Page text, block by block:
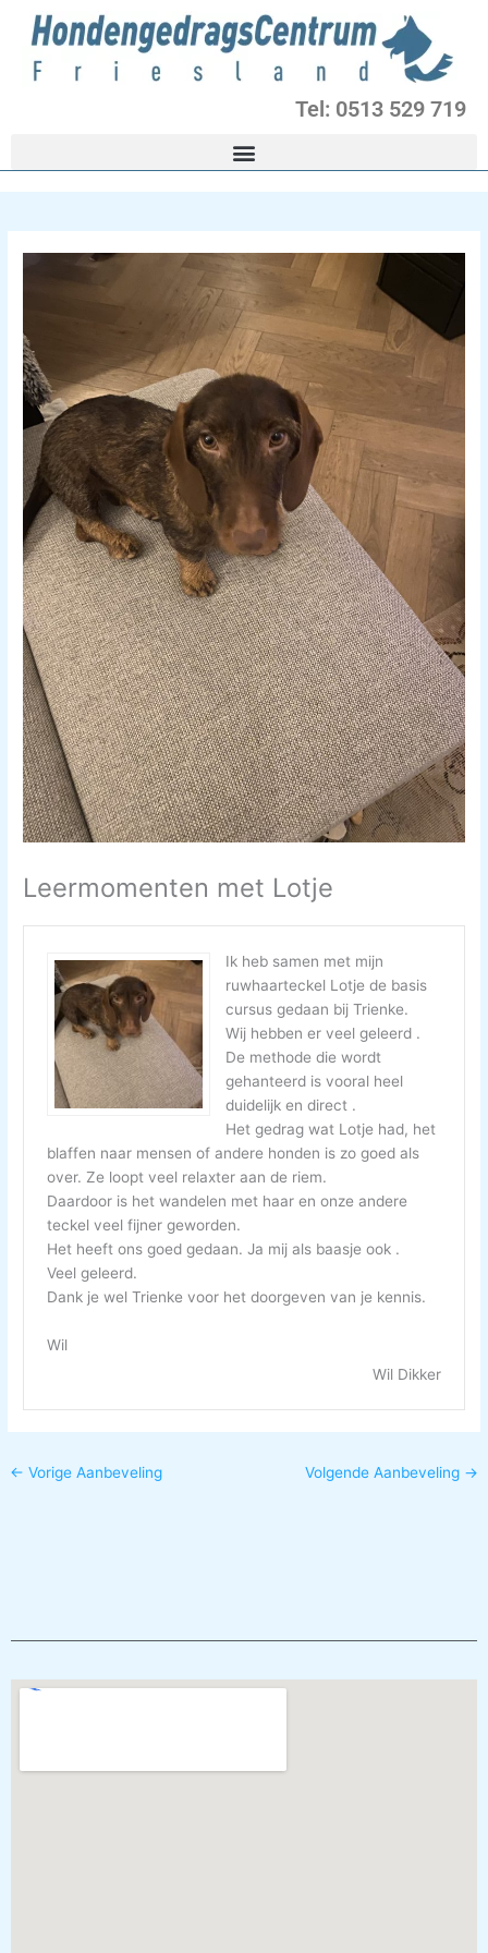
inhoud
Tel: 0513 529 719
Leermomenten met Lotje
Ik heb samen met mijn
ruwhaarteckel Lotje de basis
cursus gedaan bij Trienke.
Wij hebben er veel geleerd .
De methode die wordt
gehanteerd is vooral heel
duidelijk en direct .
Het gedrag wat Lotje had, het
blaffen naar mensen of andere honden is zo goed als
over. Ze loopt veel relaxter aan de riem.
Daardoor is het wandelen met haar en onze andere
teckel veel fijner geworden.
Het heeft ons goed gedaan. Ja mij als baasje ook .
Veel geleerd.
Dank je wel Trienke voor het doorgeven van je kennis.
Wil
Wil Dikker
← Vorige Aanbeveling Volgende Aanbeveling →